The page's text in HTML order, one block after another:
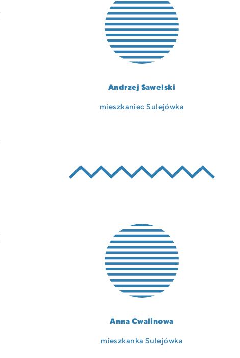
Andrzej Sawelski
mieszkaniec Sulejówka
Anna Cwalinowa
mieszkanka Sulejówka